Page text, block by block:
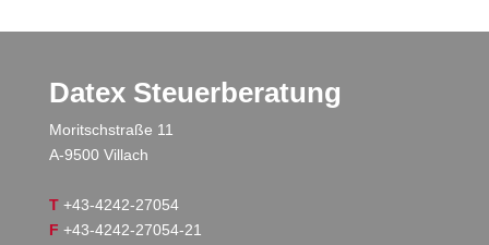
Datex Steuerberatung
Moritschstraße 11
A-9500 Villach
T+43-4242-27054
F +43-4242-27054-21